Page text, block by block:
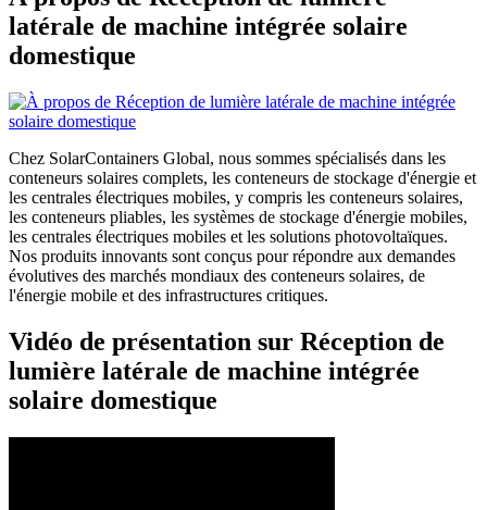
latérale de machine intégrée solaire
domestique
Chez SolarContainers Global, nous sommes spécialisés dans les
conteneurs solaires complets, les conteneurs de stockage d'énergie et
les centrales électriques mobiles, y compris les conteneurs solaires,
les conteneurs pliables, les systèmes de stockage d'énergie mobiles,
les centrales électriques mobiles et les solutions photovoltaïques.
Nos produits innovants sont conçus pour répondre aux demandes
évolutives des marchés mondiaux des conteneurs solaires, de
l'énergie mobile et des infrastructures critiques.
Vidéo de présentation sur Réception de
lumière latérale de machine intégrée
solaire domestique